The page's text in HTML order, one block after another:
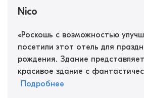
Nico
«Роскошь с возможностью
посетили этот отель для
рождения. Здание
красивое здание с
Подробнее